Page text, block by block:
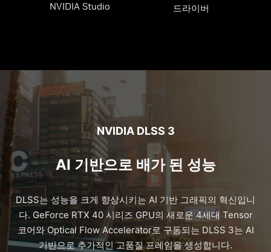
NVIDIA Studio
드라이버
NVIDIA DLSS 3
AI 기반으로 배가 된 성능
DLSS는 성능을 크게 향상시키는 AI 기반 그래픽의 혁신입니
다. GeForce RTX 40 시리즈 GPU의 새로운 4세대 Tensor
코어와 Optical Flow Accelerator로 구동되는 DLSS 3는 AI
기반으로 추가적인 고품질 프레임을 생성합니다.